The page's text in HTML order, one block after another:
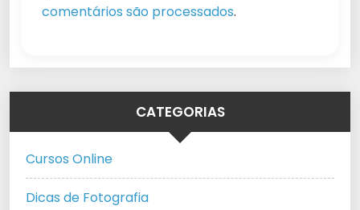
comentários são processados.
CATEGORIAS
Cursos Online
Dicas de Fotografia